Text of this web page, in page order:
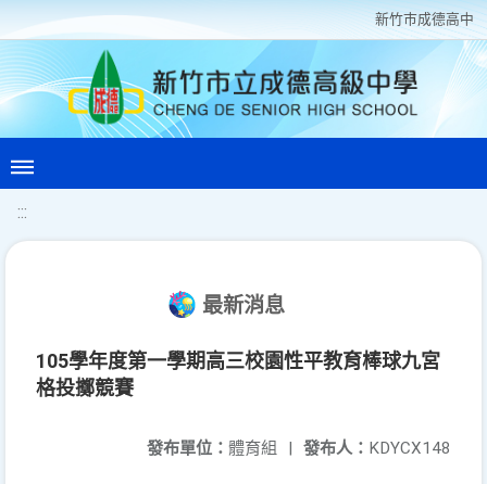
新竹巿成德高中
:::
最新消息
105學年度第一學期高三校園性平教育棒球九宮
格投擲競賽
發布人： KDYCX148
發布單位： 體育組 |